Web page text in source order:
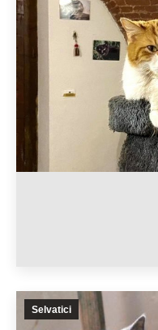
Selvatici